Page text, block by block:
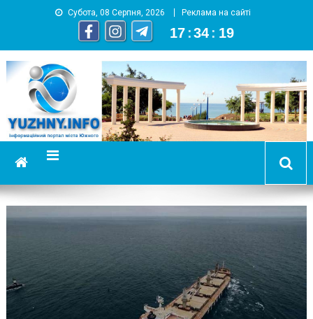
Субота, 08 Серпня, 2026 Реклама на сайті
17 :34 : 19
YUZHNY.INFO
информационный портал города Южный